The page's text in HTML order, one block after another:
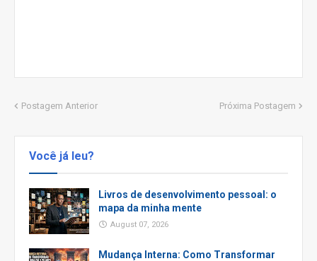
Postagem Anterior Próxima Postagem
Você já leu?
Livros de desenvolvimento pessoal: o
mapa da minha mente
August 07, 2026
Mudança Interna: Como Transformar